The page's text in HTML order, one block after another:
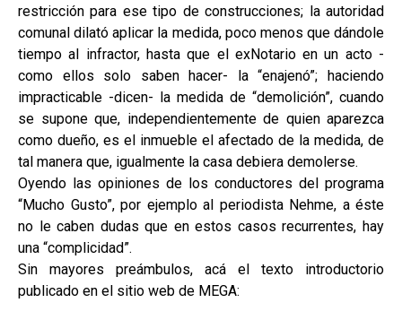
restricción para ese tipo de construcciones; la autoridad
comunal dilató aplicar la medida, poco menos que dándole
tiempo al infractor, hasta que el exNotario en un acto -
como ellos solo saben hacer- la “enajenó”; haciendo
impracticable -dicen- la medida de “demolición”, cuando
se supone que, independientemente de quien aparezca
como dueño, es el inmueble el afectado de la medida, de
tal manera que, igualmente la casa debiera demolerse.
Oyendo las opiniones de los conductores del programa
“Mucho Gusto”, por ejemplo al periodista Nehme, a éste
no le caben dudas que en estos casos recurrentes, hay
una “complicidad”.
Sin mayores preámbulos, acá el texto introductorio
publicado en el sitio web de MEGA: